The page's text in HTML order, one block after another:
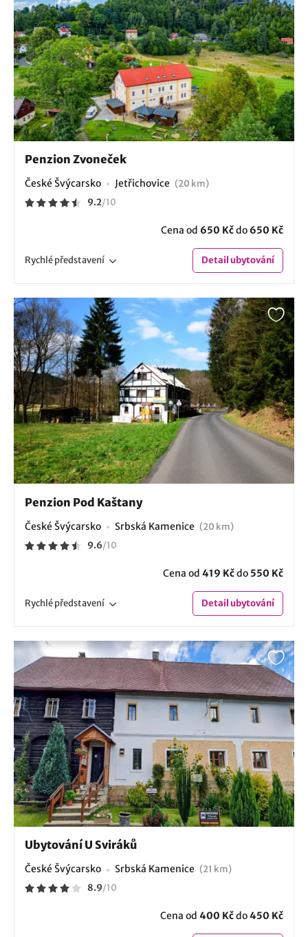
Penzion Zvoneček
České Švýcarsko Jetřichovice (20 km)
9.2/10
Cena od 650 Kčdo 650 Kč
Rychlépředstavení Detailubytování
Penzion Pod Kaštany
České Švýcarsko Srbská Kamenice (20 km)
9.6/10
Cena od 419 Kčdo 550 Kč
Rychlépředstavení Detailubytování
Ubytování U Sviráků
České Švýcarsko Srbská Kamenice (21 km)
8.9/10
Cena od 400 Kčdo450 Kč